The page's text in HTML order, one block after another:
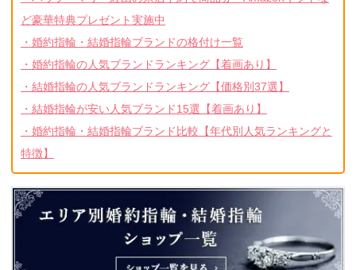
ど豪華特典プレゼント実施中
・婚約指輪・結婚指輪ブランドの格付け一覧
・婚約指輪の人気ブランドランキング【着画あり】
・結婚指輪の人気ブランドランキング【価格別37選】
・結婚指輪が安い人気ブランド15選【着画あり】
・婚約指輪・結婚指輪ブランド比較【年代別人気ランキングと
特徴】